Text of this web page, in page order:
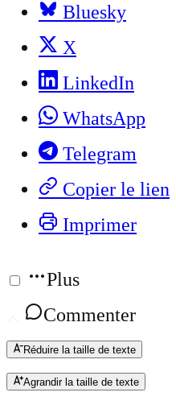
Bluesky
X
LinkedIn
WhatsApp
Telegram
Copier le lien
Imprimer
Plus
Commenter
Réduire la taille de texte
Agrandir la taille de texte